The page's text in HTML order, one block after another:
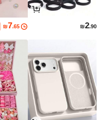
₪2.90
₪7.65